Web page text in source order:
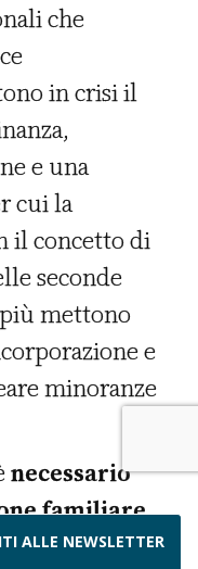
ALLE NEWSLETTER
che
in crisi il
e una
cui la
il concetto di
seconde
mettono
e
minoranze
necessario
familiare